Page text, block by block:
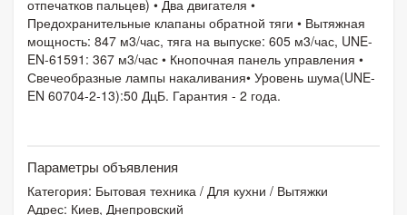
отпечатков пальцев) • Два двигателя •
Предохранительные клапаны обратной тяги • Вытяжная
мощность: 847 м3/час, тяга на выпуске: 605 м3/час, UNE-
EN-61591: 367 м3/час • Кнопочная панель управления •
Свечеобразные лампы накаливания• Уровень шума(UNE-
EN 60704-2-13):50 ДцБ. Гарантия - 2 года.
Параметры объявления
Категория: Бытовая техника / Для кухни / Вытяжки
Адрес: Киев, Днепровский